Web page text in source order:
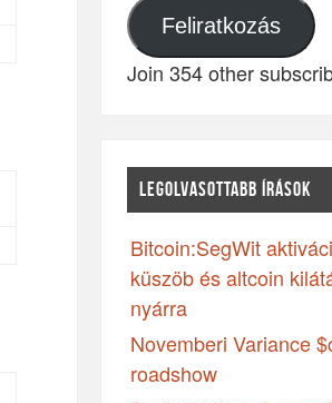
Feliratkozás
Join 354 other
LEGOLVASOTTABB ÍRÁSOK
Bitcoin:SegWit
küszöb és altcoin
nyárra
Novemberi Variance
roadshow